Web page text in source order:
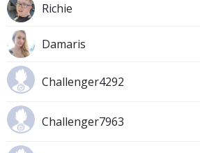
Richie
Damaris
Challenger4292
Challenger7963